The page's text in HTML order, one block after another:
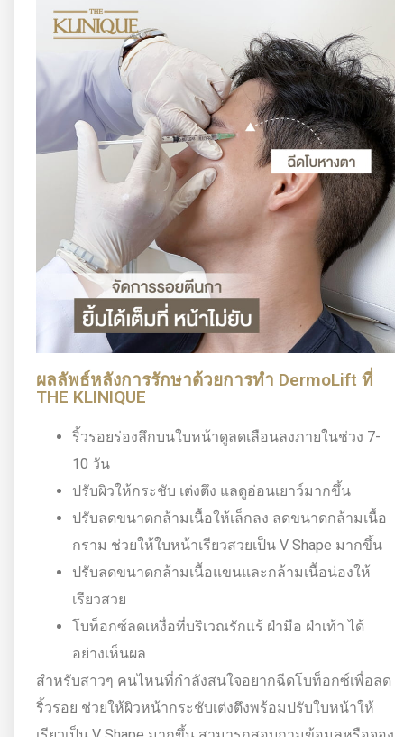
ผลลัพธ์หลังการรักษาด้วยการทำ DermoLift ที่
THE KLINIQUE
ริ้วรอยร่องลึกบนใบหน้าดูลดเลือนลงภายในช่วง 7-
10 วัน
ปรับผิวให้กระชับ เต่งตึง แลดูอ่อนเยาว์มากขึ้น
ปรับลดขนาดกล้ามเนื้อให้เล็กลง ลดขนาดกล้ามเนื้อ
กราม ช่วยให้ใบหน้าเรียวสวยเป็น V Shape มากขึ้น
ปรับลดขนาดกล้ามเนื้อแขนและกล้ามเนื้อน่องให้
เรียวสวย
โบท็อกซ์ลดเหงื่อที่บริเวณรักแร้ ฝ่ามือ ฝ่าเท้า ได้
อย่างเห็นผล
สำหรับสาวๆ คนไหนที่กำลังสนใจอยากฉีดโบท็อกซ์เพื่อลด
ริ้วรอย ช่วยให้ผิวหน้ากระชับเต่งตึงพร้อมปรับใบหน้าให้